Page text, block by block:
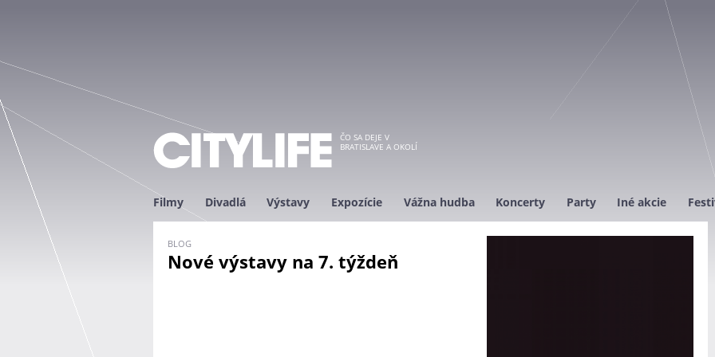
ČO SA DEJE V
BRATISLAVE A OKOLÍ
Filmy Divadlá Výstavy Expozície Vážna hudba Koncerty Party Iné akcie
Nové výstavy na 7. týždeň
BLOG